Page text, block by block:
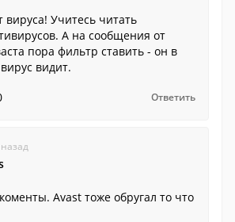
вируса! Учитесь читать
А на сообщения от
пора фильтр ставить - он в
видит.
Ответить
Avast тоже обругал то что